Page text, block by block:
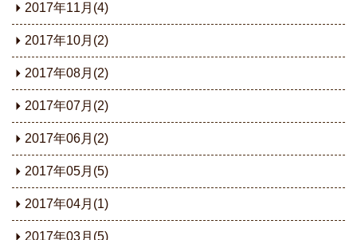
2017年11月(4)
2017年10月(2)
2017年08月(2)
2017年07月(2)
2017年06月(2)
2017年05月(5)
2017年04月(1)
2017年03月(5)